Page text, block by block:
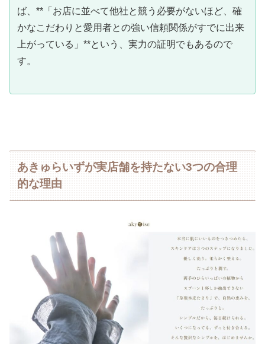
ば、**「お店に並べて他社と競う必要がないほど、確
かなこだわりと愛用者との強い信頼関係がすでに出来
上がっている」**という、実力の証明でもあるので
す。
あきゅらいずが実店舗を持たない3つの合理
的な理由